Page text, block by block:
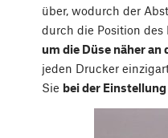
über, wodurch der
durch die Position des
um die Düse näher
jeden Drucker
Sie bei der